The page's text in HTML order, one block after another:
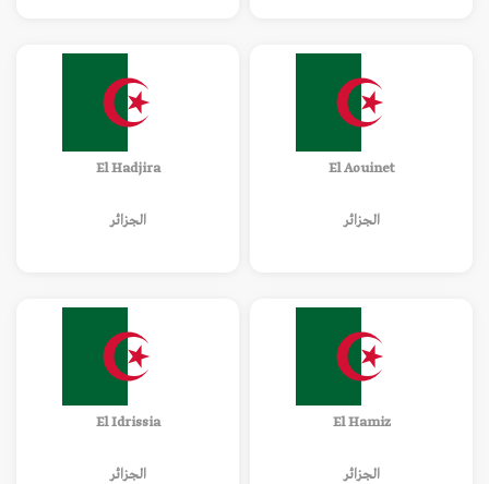
El Aouinet
الجزائر
El Hadjira
الجزائر
El Hamiz
الجزائر
El Idrissia
الجزائر